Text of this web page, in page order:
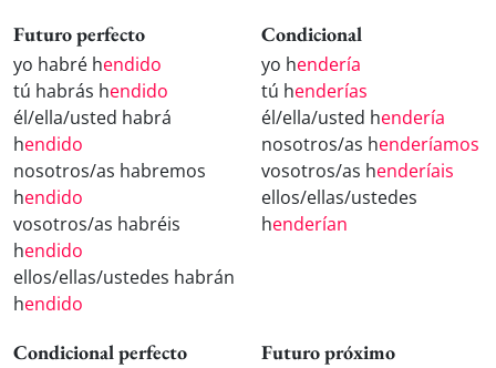
Futuro perfecto
yo habré hendido
tú habrás hendido
él/ella/usted habrá
hendido
nosotros/as habremos
hendido
vosotros/as habréis
hendido
ellos/ellas/ustedes habrán
hendido
Condicional
yo hendería
tú henderías
él/ella/usted hendería
nosotros/as henderíamos
vosotros/as henderíais
ellos/ellas/ustedes
henderían
Condicional perfecto Futuro próximo